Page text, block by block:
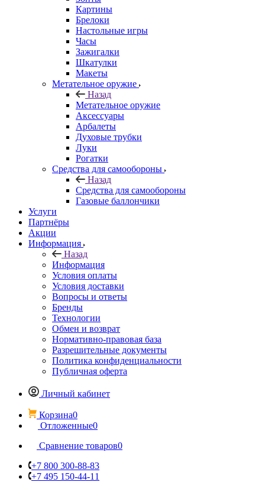
Картины
Брелоки
Настольные игры
Часы
Зажигалки
Шкатулки
Макеты
Метательное оружие
Назад
Метательное оружие
Аксессуары
Арбалеты
Духовые трубки
Луки
Рогатки
Средства для самообороны
Назад
Средства для самообороны
Газовые баллончики
Услуги
Партнёры
Акции
Информация
Назад
Информация
Условия оплаты
Условия доставки
Вопросы и ответы
Бренды
Технологии
Обмен и возврат
Нормативно-правовая база
Разрешительные документы
Политика конфиденциальности
Публичная оферта
Личный кабинет
Корзина0
Отложенные0
Сравнение товаров0
+7 800 300-88-83
+7 495 150-44-11